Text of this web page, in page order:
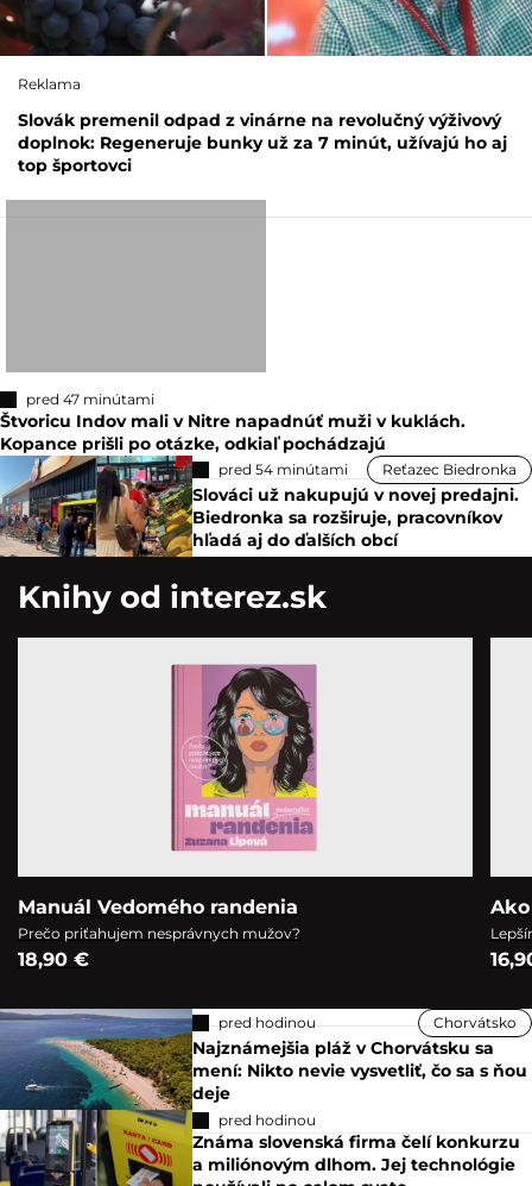
Reklama
Slovák premenil odpad z vinárne na revolučný výživový
doplnok: Regeneruje bunky už za 7 minút, užívajú ho aj
top športovci
pred 47 minútami
Štvoricu Indov mali v Nitre napadnúť muži v kuklách.
Kopance prišli po otázke, odkiaľ pochádzajú
pred 54 minútami Reťazec Biedronka
Slováci už nakupujú v novej predajni.
Biedronka sa rozširuje, pracovníkov
hľadá aj do ďalších obcí
Knihy od interez.sk
Manuál Vedomého randenia
Prečo priťahujem nesprávnych mužov?
18,90 €
pred hodinou Chorvátsko
Najznámejšia pláž v Chorvátsku sa
mení: Nikto nevie vysvetliť, čo sa s ňou
deje
pred hodinou
Známa slovenská firma čelí konkurzu
a miliónovým dlhom. Jej technológie